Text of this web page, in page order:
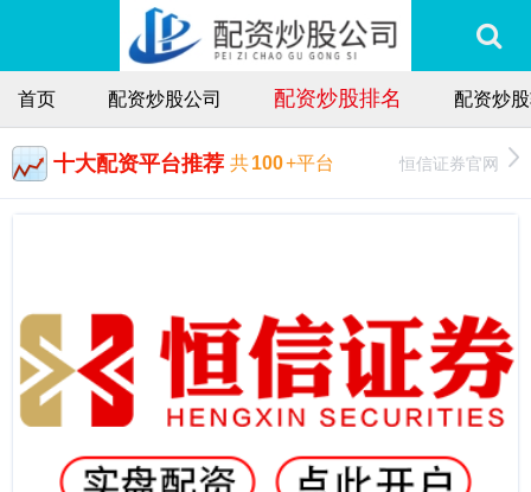
首页 配资炒股公司 配资炒股排名 配资炒
十大配资平台推荐 共100+平台 恒信证券官网